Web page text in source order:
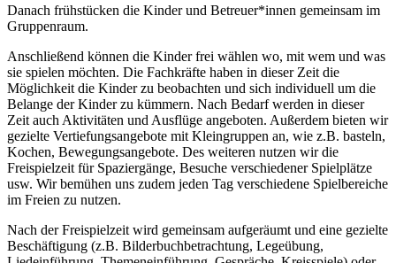
Danach frühstücken die Kinder und Betreuer*innen gemeinsam im
Gruppenraum.
Anschließend können die Kinder frei wählen wo, mit wem und was
sie spielen möchten. Die Fachkräfte haben in dieser Zeit die
Möglichkeit die Kinder zu beobachten und sich individuell um die
Belange der Kinder zu kümmern. Nach Bedarf werden in dieser
Zeit auch Aktivitäten und Ausflüge angeboten. Außerdem bieten wir
gezielte Vertiefungsangebote mit Kleingruppen an, wie z.B. basteln,
Kochen, Bewegungsangebote. Des weiteren nutzen wir die
Freispielzeit für Spaziergänge, Besuche verschiedener Spielplätze
usw. Wir bemühen uns zudem jeden Tag verschiedene Spielbereiche
im Freien zu nutzen.
Nach der Freispielzeit wird gemeinsam aufgeräumt und eine gezielte
Beschäftigung (z.B. Bilderbuchbetrachtung, Legeübung,